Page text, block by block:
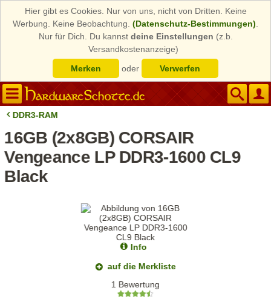
Hier gibt es Cookies. Nur von uns, nicht von Dritten. Keine
Werbung. Keine Beobachtung. (Datenschutz-Bestimmungen)
Nur für Dich. Du kannst deine Einstellungen (z.b.
Versandkostenanzeige)
Merken
oder Verwerfen
DDR3-RAM
16GB (2x8GB) CORSAIR
Vengeance LP DDR3-1600 CL9
Black
Info
auf die Merkliste
1 Bewertung